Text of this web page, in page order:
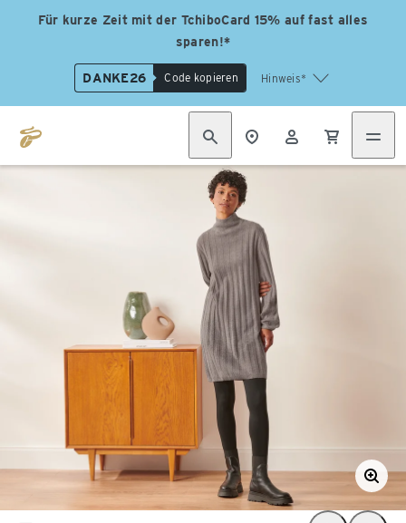
Für kurze Zeit mit der TchiboCard 15% auf fast alles
sparen!*
DANKE26 Code kopieren Hinweis*